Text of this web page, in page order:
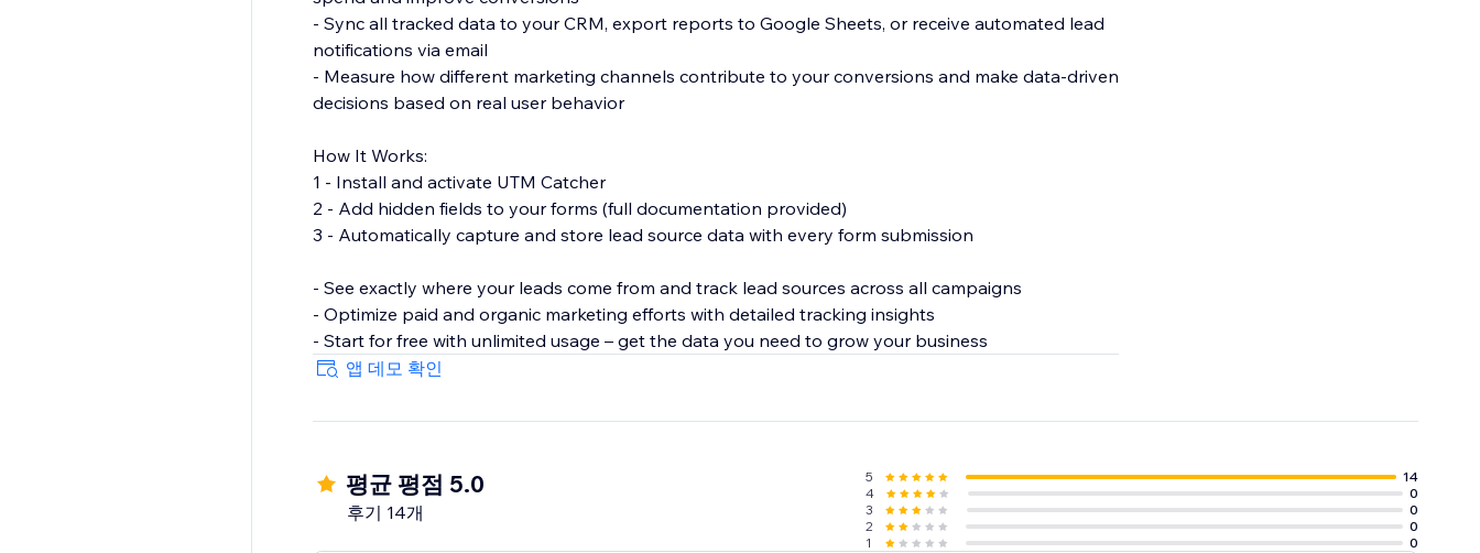
- Sync all tracked data to your CRM, export reports to Google Sheets, or receive automated lead
notifications via email
- Measure how different marketing channels contribute to your conversions and make data-driven
decisions based on real user behavior
How It Works:
1 - Install and activate UTM Catcher
2 - Add hidden fields to your forms (full documentation provided)
3 - Automatically capture and store lead source data with every form submission
- See exactly where your leads come from and track lead sources across all campaigns
- Optimize paid and organic marketing efforts with detailed tracking insights
- Start for free with unlimited usage – get the data you need to grow your business
앱 데모 확인
평균 평점 5.0
후기 14개
5
14
4
0
3
0
2
0
1
0